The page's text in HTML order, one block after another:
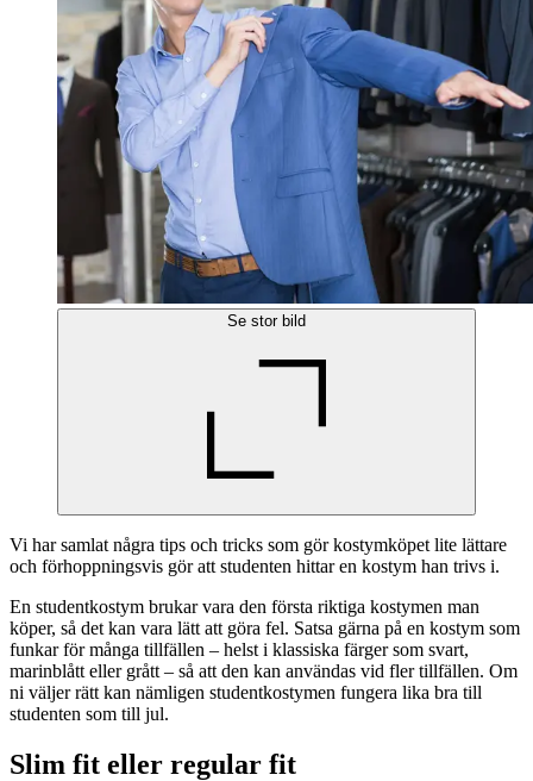
Se stor bild
Vi har samlat några tips och tricks som gör kostymköpet lite lättare
och förhoppningsvis gör att studenten hittar en kostym han trivs i.
En studentkostym brukar vara den första riktiga kostymen man
köper, så det kan vara lätt att göra fel. Satsa gärna på en kostym som
funkar för många tillfällen – helst i klassiska färger som svart,
marinblått eller grått – så att den kan användas vid fler tillfällen. Om
ni väljer rätt kan nämligen studentkostymen fungera lika bra till
studenten som till jul.
Slim fit eller regular fit